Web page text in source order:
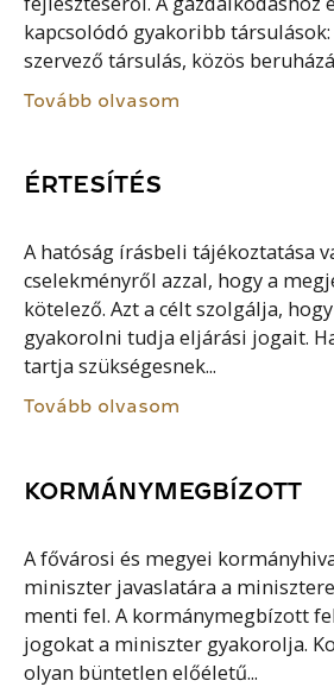
kapcsolódó gyakoribb
szervező társulás, közös
Tovább olvasom
ÉRTESÍTÉS
A hatóság írásbeli tájékoztatása
cselekményről azzal, hogy a
kötelező. Azt a célt szolgálja,
gyakorolni tudja eljárási jogait.
tartja szükségesnek...
Tovább olvasom
KORMÁNYMEGBÍZOTT
A fővárosi és megyei
miniszter javaslatára a
menti fel. A kormánymegbízott
jogokat a miniszter gyakorolja.
olyan büntetlen előéletű...